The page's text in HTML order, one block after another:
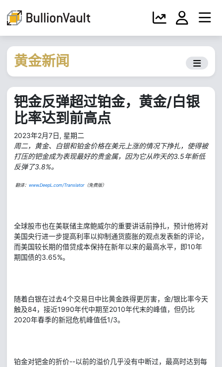
黄金新闻
钯金反弹超过铂金，黄金/白银
比率达到前高点
2023年2月7日, 星期二
周二，黄金、白银和铂金价格在美元上涨的情况下挣扎，使得被
打压的钯金成为表现最好的贵金属，因为它从昨天的3.5年新低
反弹了3.8%。
翻译： www.DeepL.com/Translator（免费版）
全球股市也在美联储主席鲍威尔的重要讲话前挣扎，预计他将对
美国央行进一步提高利率以抑制通货膨胀的观点发表新的评论，
而美国较长期的借贷成本保持在新年以来的最高水平，即10年
期国债的3.65%。
随着白银在过去4个交易日中比黄金跌得更厉害，金/银比率今天
触及84，接近1990年代中期至2010年代末的峰值，但仍比
2020年春季的新冠危机峰值低1/3。
铂金对钯金的折价--以前的溢价几乎没有中断过，最高时达到每